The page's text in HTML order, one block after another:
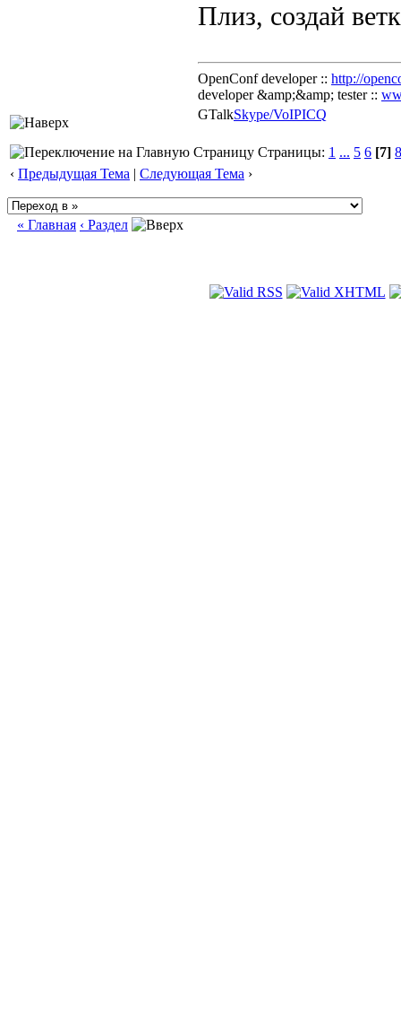
Плиз, создай
OpenConf developer :: http://
developer &amp;&amp; tester ::
GTalkSkype/VoIPICQ
Страницы: 1 ... 5 6 [7] 8
‹ Предыдущая Тема | Следующая Тема ›
« Главная ‹ Раздел